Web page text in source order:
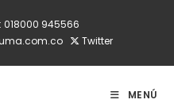
018000 945566
Twitter
MENÚ